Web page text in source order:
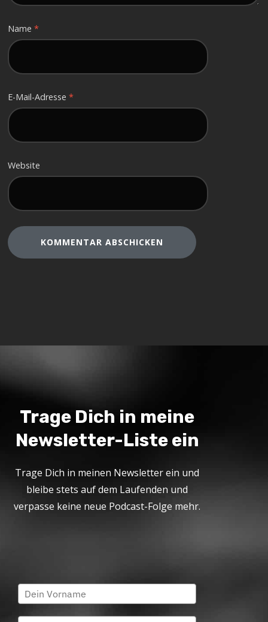
Name*
E-Mail-Adresse*
Website
Trage Dich in meine
Newsletter-Liste ein
Trage Dich in meinen Newsletter ein und
bleibe stets auf dem Laufenden und
verpasse keine neue Podcast-Folge mehr.